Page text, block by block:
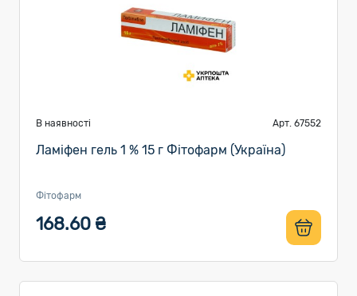
В наявності Арт. 67552
Ламіфен гель 1 % 15 г Фітофарм (Україна)
Фітофарм
168.60 ₴